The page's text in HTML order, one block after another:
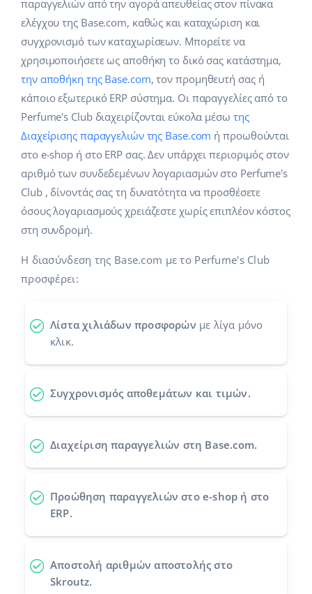
Διαχείριση αποστολών
Αυτοματοποίηση εγασιών
Base Connect
ΑΙ για e-commerce
Κλάδοι
Σπίτι & Κήπος
Παιδικά προϊόντα
Ηλεκτρονικά είδη
Ανταλλακτικά αυτοκινήτων
Σούπερμαρκετ
Υγεία & Ομορφιά
Μόδα
Βοήθεια
Base Academy
Υπηρεσίες
Υλοποιήσεις συστήματος
Έλεγχος λογαριασμού
Άλλα
Προγράμματα συνεργασίας
Επικοινωνία
english (US)
english (GB)
english (IN)
čeština
deutsch
Ελληνικά
español (AR)
español (MX)
polski
português (BR)
română
παραγγελιών από την αγορά απευθείας στον πίνακα
ελέγχου της Base.com, καθώς και καταχώριση και
συγχρονισμό των καταχωρίσεων. Μπορείτε να
χρησιμοποιήσετε ως αποθήκη το δικό σας κατάστημα,
την αποθήκη της Base.com, τον προμηθευτή σας ή
κάποιο εξωτερικό ERP σύστημα. Οι παραγγελίες από το
Perfume's Club διαχειρίζονται εύκολα μέσω της
Διαχείρισης παραγγελιών της Base.com ή προωθούνται
στο e-shop ή στο ERP σας. Δεν υπάρχει περιοριμός στον
αριθμό των συνδεδεμένων λογαριασμών στο Perfume's
Club , δίνοντάς σας τη δυνατότητα να προσθέσετε
όσους λογαριασμούς χρειάζεστε χωρίς επιπλέον κόστος
στη συνδρομή.
Η διασύνδεση της Base.com με το Perfume's Club
προσφέρει:
Λίστα χιλιάδων προσφορών με λίγα μόνο
κλικ.
Συγχρονισμός αποθεμάτων και τιμών.
Διαχείριση παραγγελιών στη Base.com.
Προώθηση παραγγελιώνστο e-shop ή στο
ERP.
Αποστολή αριθμών αποστολής στο
Skroutz.